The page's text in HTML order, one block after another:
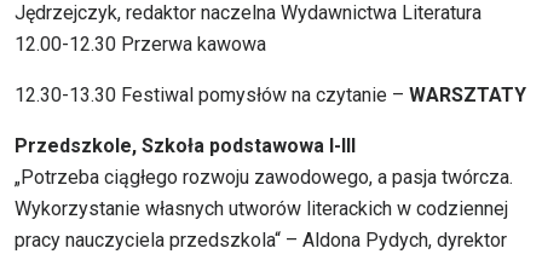
Jędrzejczyk, redaktor naczelna Wydawnictwa Literatura
12.00-12.30 Przerwa kawowa
12.30-13.30 Festiwal pomysłów na czytanie – WARSZTATY
Przedszkole, Szkoła podstawowa I-III
„Potrzeba ciągłego rozwoju zawodowego, a pasja twórcza.
Wykorzystanie własnych utworów literackich w codziennej
pracy nauczyciela przedszkola“ – Aldona Pydych, dyrektor